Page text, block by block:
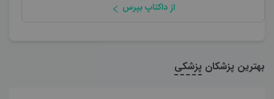
از داکتاپ بپرس
بهترین پزشکان پزشکی